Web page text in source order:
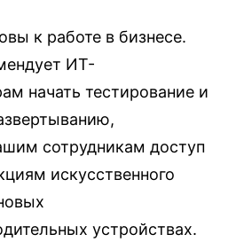
к работе в бизнесе.
ИТ-
начать тестирование и
сотрудникам доступ
искусственного
устройствах.